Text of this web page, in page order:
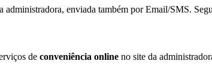
administradora, enviada também por Email/SMS.
de conveniência online no site da